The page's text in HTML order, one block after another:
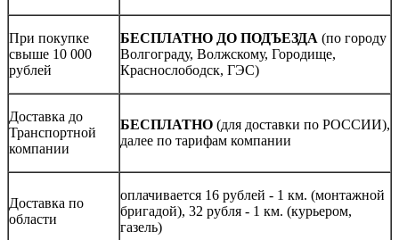
При покупке
свыше 10 000
рублей
БЕСПЛАТНО ДО ПОДЪЕЗДА (по городу
Волгограду, Волжскому, Городище,
Краснослободск, ГЭС)
Доставка до
Транспортной
компании
БЕСПЛАТНО (для доставки по РОССИИ),
далее по тарифам компании
Доставка по
области
оплачивается 16 рублей - 1 км. (монтажной
бригадой), 32 рубля - 1 км. (курьером,
газель)